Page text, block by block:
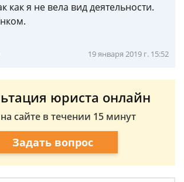
как я не вела вид деятельности.
19 января 2019 г. 15:52
юриста онлайн
сайте в течении 15 минут
Задать вопрос